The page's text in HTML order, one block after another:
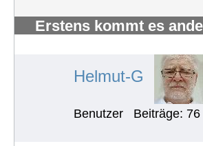
Erstens kommt es
Helmut-G
Benutzer Beiträge: 76